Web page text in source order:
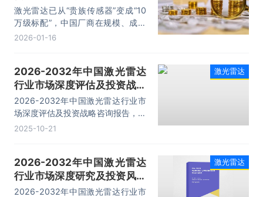
激光雷达已从“贵族传感器”变成“10
万级标配”，中国厂商在规模、成本
和量产节奏上已领先全球，行业正迎
2026-01-16
2026-2032年中国激光雷达
行业市场深度评估及投资战略
咨询报告
2026-2032年中国激光雷达行业市
场深度评估及投资战略咨询报告，主
要包括行业竞争形势及策略、重点企
2025-10-21
激光雷达
2026-2032年中国激光雷达
行业市场深度研究及投资风险
评估报告
2026-2032年中国激光雷达行业市
激光雷达